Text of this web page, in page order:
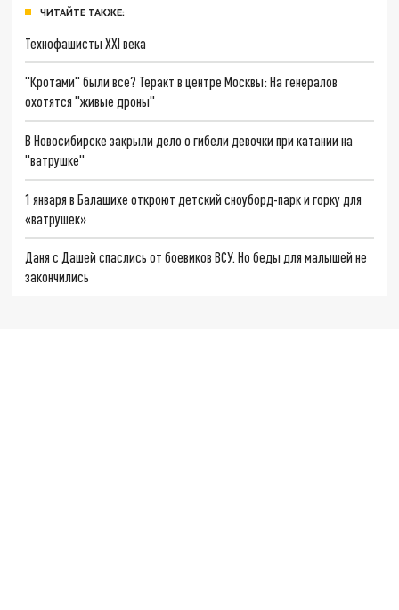
ЧИТАЙТЕ ТАКЖЕ:
Технофашисты XXI века
"Кротами" были все? Теракт в центре Москвы: На генералов
охотятся "живые дроны"
В Новосибирске закрыли дело о гибели девочки при катании на
"ватрушке"
1 января в Балашихе откроют детский сноуборд-парк и горку для
«ватрушек»
Даня с Дашей спаслись от боевиков ВСУ. Но беды для малышей не
закончились